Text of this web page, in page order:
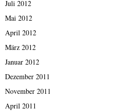
Juli 2012
Mai 2012
April 2012
März 2012
Januar 2012
Dezember 2011
November 2011
April 2011